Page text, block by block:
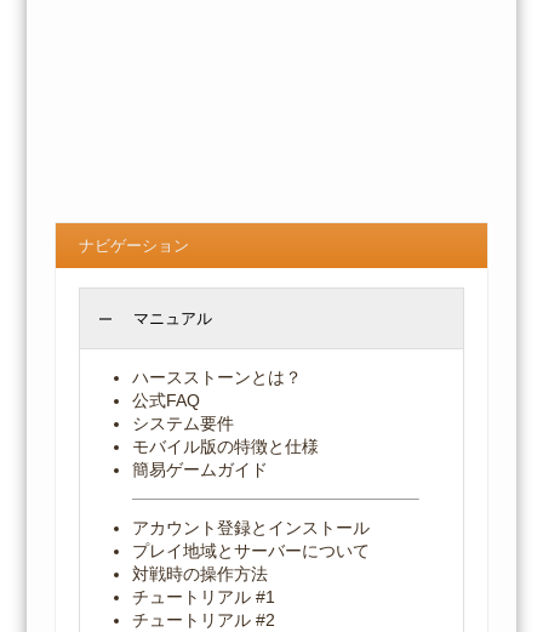
ナビゲーション
マニュアル
ハースストーンとは？
公式FAQ
システム要件
モバイル版の特徴と仕様
簡易ゲームガイド
アカウント登録とインストール
プレイ地域とサーバーについて
対戦時の操作方法
チュートリアル #1
チュートリアル #2